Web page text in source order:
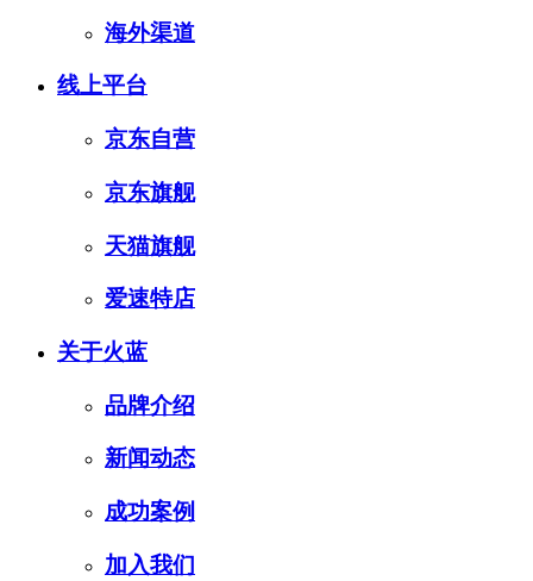
海外渠道
线上平台
京东自营
京东旗舰
天猫旗舰
爱速特店
关于火蓝
品牌介绍
新闻动态
成功案例
加入我们